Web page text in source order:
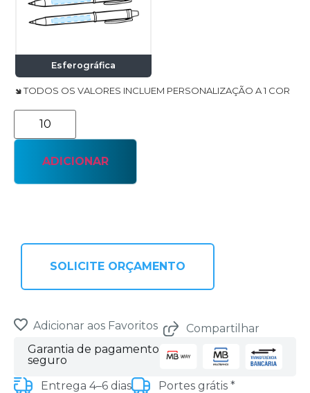
Esferográfica
🢆 TODOS OS VALORES INCLUEM PERSONALIZAÇÃO A 1 COR
ADICIONAR
SOLICITE ORÇAMENTO
Adicionar aos Favoritos
Compartilhar
Garantia de pagamento
seguro
Entrega 4–6 dias
Portes grátis *